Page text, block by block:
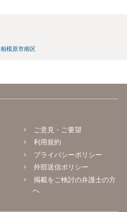
相模原市南区
ご意見・ご要望
利用規約
プライバシーポリシー
外部送信ポリシー
掲載をご検討の弁護士の方
へ